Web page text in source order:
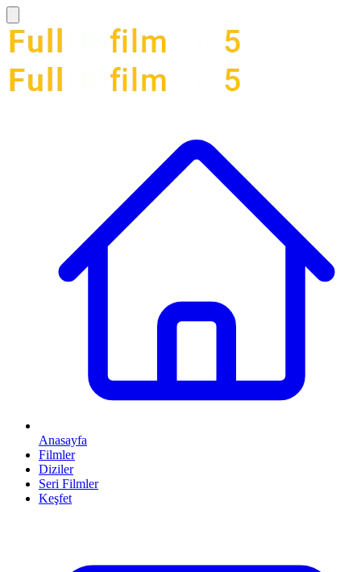
Anasayfa
Filmler
Diziler
Seri Filmler
Keşfet